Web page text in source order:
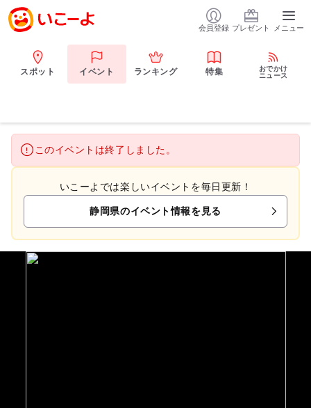
会員登録 プレゼント メニュー
スポット イベント ランキング 特集
おでかけ
ニュース
このイベントは終了しました。
いこーよでは楽しいイベントを毎日更新！
静岡県のイベント情報を見る